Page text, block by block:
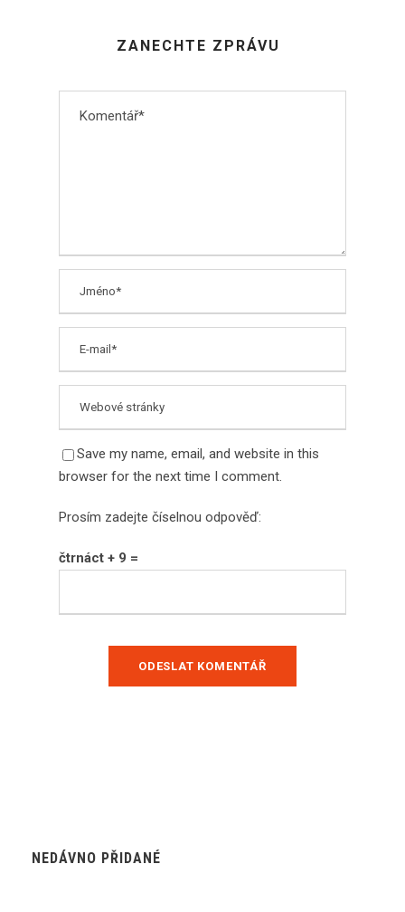
ZANECHTE ZPRÁVU
Save my name, email, and website in this
browser for the next time I comment.
Prosím zadejte číselnou odpověď:
čtrnáct + 9 =
NEDÁVNO PŘIDANÉ